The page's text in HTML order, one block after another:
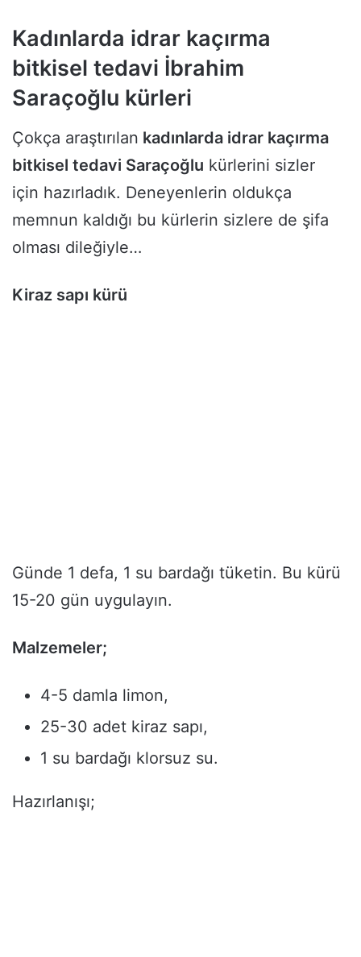
Kadınlarda idrar kaçırma
bitkisel tedavi İbrahim
Saraçoğlu kürleri
Çokça araştırılan kadınlarda idrar kaçırma
bitkisel tedavi Saraçoğlu kürlerini sizler
için hazırladık. Deneyenlerin oldukça
memnun kaldığı bu kürlerin sizlere de şifa
olması dileğiyle…
Kiraz sapı kürü
Günde 1 defa, 1 su bardağı tüketin. Bu kürü
15-20 gün uygulayın.
Malzemeler;
4-5 damla limon,
25-30 adet kiraz sapı,
1 su bardağı klorsuz su.
Hazırlanışı;